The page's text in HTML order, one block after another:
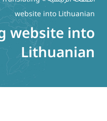
المحتوىwebsite into Lithuanian
website into
Lithuanian